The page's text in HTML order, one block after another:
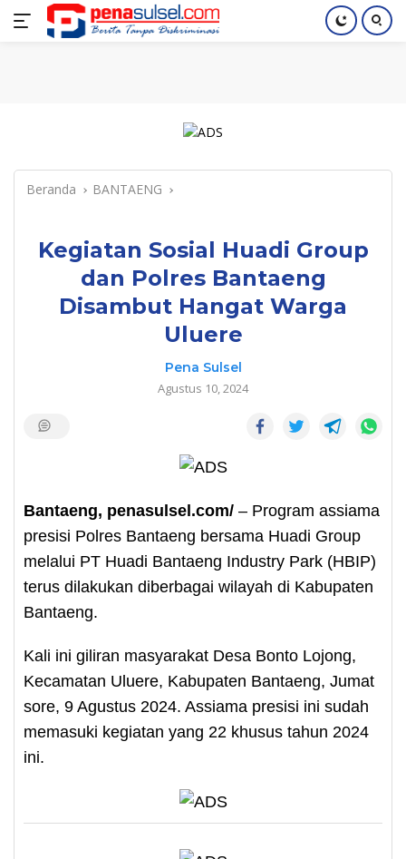
Langsung
Home Nasional Pendidikan Index
Beranda BANTAENG
Kegiatan Sosial Huadi Group
dan Polres Bantaeng
Disambut Hangat Warga
Uluere
Pena Sulsel
Agustus 10, 2024
Bantaeng, penasulsel.com/ – Program assiama
presisi Polres Bantaeng bersama Huadi Group
melalui PT Huadi Bantaeng Industry Park (HBIP)
terus dilakukan diberbagai wilayah di Kabupaten
Bantaeng.
Kali ini giliran masyarakat Desa Bonto Lojong,
Kecamatan Uluere, Kabupaten Bantaeng, Jumat
sore, 9 Agustus 2024. Assiama presisi ini sudah
memasuki kegiatan yang 22 khusus tahun 2024
ini.